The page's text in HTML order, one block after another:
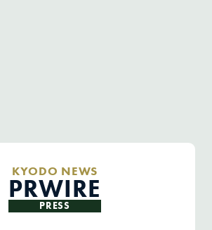
KYODO NEWS
PRWIRE
PRESS